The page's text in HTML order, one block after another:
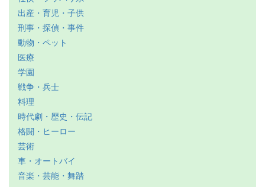
出産・育児・子供
刑事・探偵・事件
動物・ペット
医療
学園
戦争・兵士
料理
時代劇・歴史・伝記
格闘・ヒーロー
芸術
車・オートバイ
音楽・芸能・舞踏